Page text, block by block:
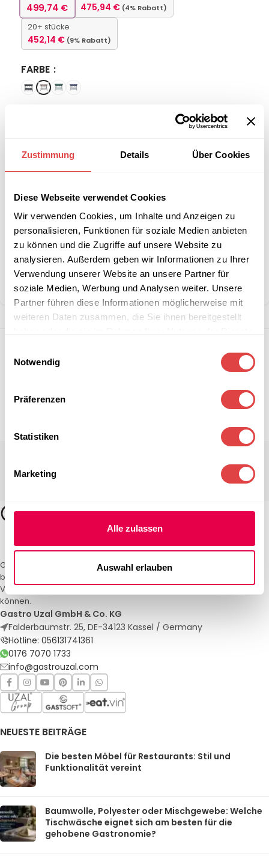
Zustimmung Details Über Cookies
Diese Webseite verwendet Cookies
Wir verwenden Cookies, um Inhalte und Anzeigen zu
personalisieren, Funktionen für soziale Medien anbieten
zu können und die Zugriffe auf unsere Website zu
analysieren. Außerdem geben wir Informationen zu Ihrer
Verwendung unserer Website an unsere Partner für
soziale Medien, Werbung und Analysen weiter. Unsere
Partner führen diese Informationen möglicherweise mit
weiteren Daten zusammen, die Sie ihnen bereitgestellt
Notwendig
Präferenzen
Statistiken
Marketing
Alle zulassen
Auswahl erlauben
499,74 € 475,94 € (4% Rabatt)
20+ stücke
452,14 € (9% Rabatt)
FARBE
größeren
anfordern
Kategorien: Gartentische
Gartenstühle und -sessel
Marke: Gastro Uzal
Teilen:
Gastro Uzal – Ihr Spezialist für Gastronomiemöbel und -textilien. Wir
bieten maßgeschneiderte Lösungen für Restaurants, Hotels und
Veranstaltungen. Qualität und Service, auf die Sie sich verlassen
können.
Gastro Uzal GmbH & Co. KG
Falderbaumstr. 25, DE-34123 Kassel / Germany
Hotline: 056131741361
0176 7070 1733
info@gastrouzal.com
NEUESTE BEITRÄGE
Die besten Möbel für Restaurants: Stil und
Funktionalität vereint
Baumwolle, Polyester oder Mischgewebe: Welche
Tischwäsche eignet sich am besten für die
gehobene Gastronomie?